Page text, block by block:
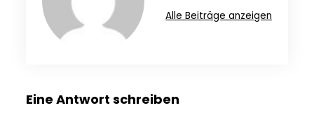
Alle Beiträge anzeigen
Eine Antwort schreiben